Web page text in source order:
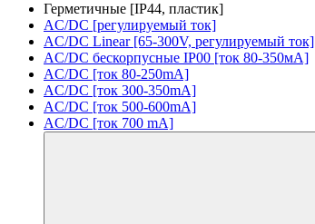
Герметичные [IP44, пластик]
AC/DC [регулируемый ток]
AC/DC Linear [65-300V, регулируемый ток]
AC/DC бескорпусные IP00 [ток 80-350мА]
AC/DC [ток 80-250mA]
AC/DC [ток 300-350mA]
AC/DC [ток 500-600mA]
AC/DC [ток 700 mA]